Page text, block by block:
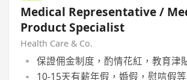
Medical Representative /
Product Specialist
Health Care & Co.
保證佣金制度，酌情花紅，教育津
10-15天有薪年假，婚假，慰唁假等